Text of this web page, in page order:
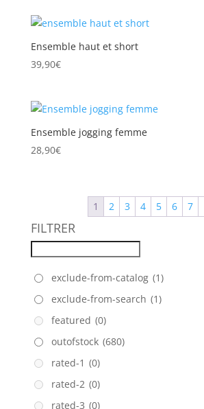
Ensemble haut et short
39,90€
Ensemble jogging femme
28,90€
1 2 3 4 5 6 7
FILTRER
exclude-from-catalog (1)
exclude-from-search (1)
featured (0)
outofstock (680)
rated-1 (0)
rated-2 (0)
rated-3 (0)